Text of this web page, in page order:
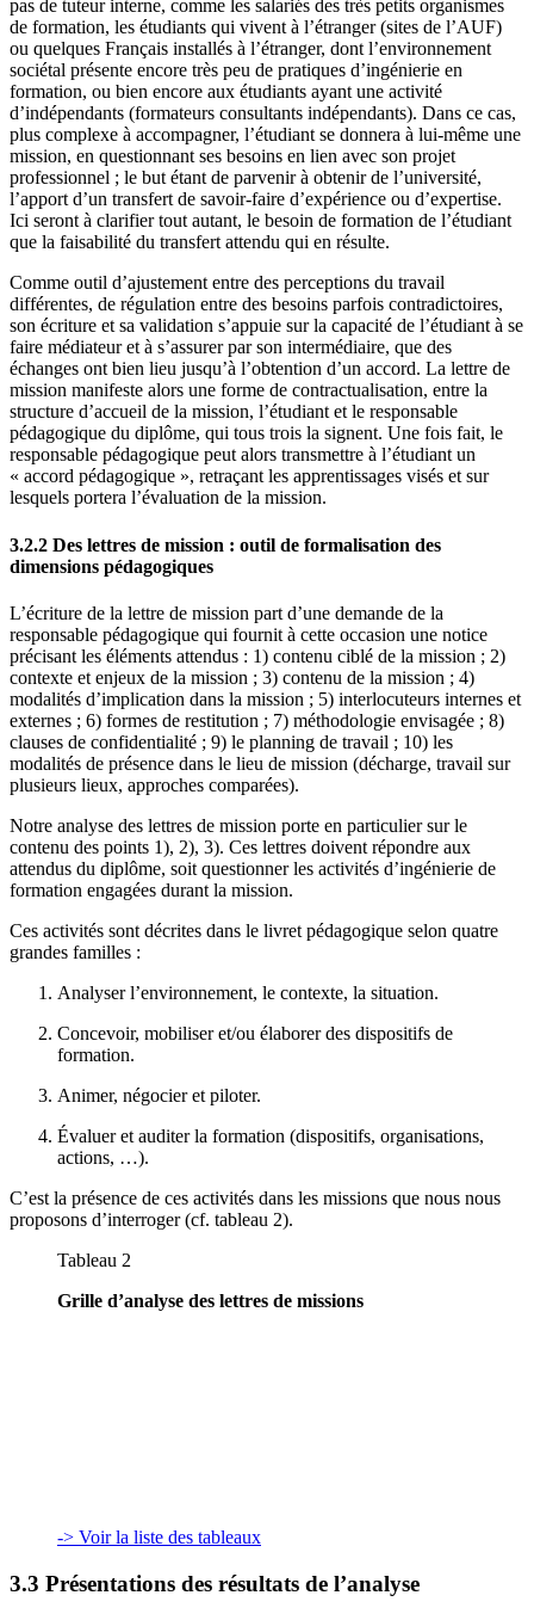
pas de tuteur interne, comme les salariés des très petits organismes
de formation, les étudiants qui vivent à l’étranger (sites de l’AUF)
ou quelques Français installés à l’étranger, dont l’environnement
sociétal présente encore très peu de pratiques d’ingénierie en
formation, ou bien encore aux étudiants ayant une activité
d’indépendants (formateurs consultants indépendants). Dans ce cas,
plus complexe à accompagner, l’étudiant se donnera à lui-même une
mission, en questionnant ses besoins en lien avec son projet
professionnel ; le but étant de parvenir à obtenir de l’université,
l’apport d’un transfert de savoir-faire d’expérience ou d’expertise.
Ici seront à clarifier tout autant, le besoin de formation de l’étudiant
que la faisabilité du transfert attendu qui en résulte.
Comme outil d’ajustement entre des perceptions du travail
différentes, de régulation entre des besoins parfois contradictoires,
son écriture et sa validation s’appuie sur la capacité de l’étudiant à se
faire médiateur et à s’assurer par son intermédiaire, que des
échanges ont bien lieu jusqu’à l’obtention d’un accord. La lettre de
mission manifeste alors une forme de contractualisation, entre la
structure d’accueil de la mission, l’étudiant et le responsable
pédagogique du diplôme, qui tous trois la signent. Une fois fait, le
responsable pédagogique peut alors transmettre à l’étudiant un
« accord pédagogique », retraçant les apprentissages visés et sur
lesquels portera l’évaluation de la mission.
3.2.2 Des lettres de mission : outil de formalisation des
dimensions pédagogiques
L’écriture de la lettre de mission part d’une demande de la
responsable pédagogique qui fournit à cette occasion une notice
précisant les éléments attendus : 1) contenu ciblé de la mission ; 2)
contexte et enjeux de la mission ; 3) contenu de la mission ; 4)
modalités d’implication dans la mission ; 5) interlocuteurs internes et
externes ; 6) formes de restitution ; 7) méthodologie envisagée ; 8)
clauses de confidentialité ; 9) le planning de travail ; 10) les
modalités de présence dans le lieu de mission (décharge, travail sur
plusieurs lieux, approches comparées).
Notre analyse des lettres de mission porte en particulier sur le
contenu des points 1), 2), 3). Ces lettres doivent répondre aux
attendus du diplôme, soit questionner les activités d’ingénierie de
formation engagées durant la mission.
Ces activités sont décrites dans le livret pédagogique selon quatre
grandes familles :
Analyser l’environnement, le contexte, la situation.
Concevoir, mobiliser et/ou élaborer des dispositifs de
formation.
Animer, négocier et piloter.
Évaluer et auditer la formation (dispositifs, organisations,
actions, …).
C’est la présence de ces activités dans les missions que nous nous
proposons d’interroger (cf. tableau 2).
Tableau 2
Grille d’analyse des lettres de missions
-> Voir la liste des tableaux
3.3 Présentations des résultats de l’analyse